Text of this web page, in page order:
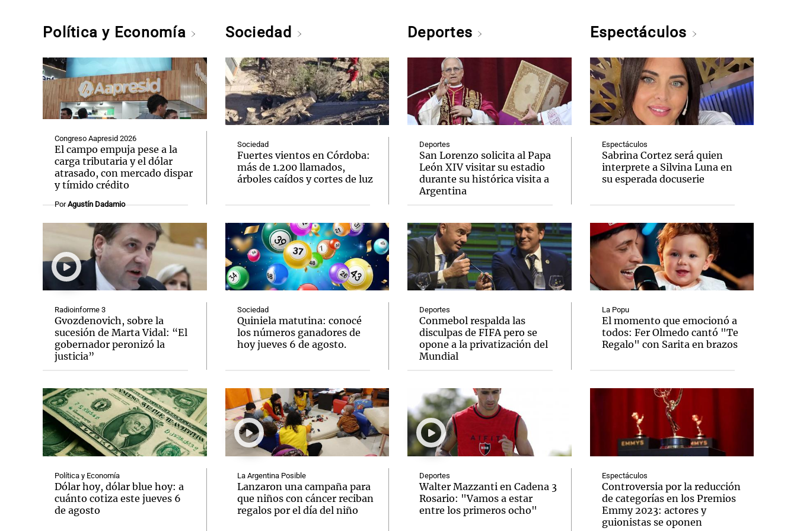
Política y Economía
Congreso Aapresid 2026
El campo empuja pese a la
carga tributaria y el dólar
atrasado, con mercado dispar
y tímido crédito
PorAgustín Dadamio
Radioinforme 3
Gvozdenovich, sobre la
sucesión de Marta Vidal: “El
gobernador peronizó la
justicia”
Política y Economía
Dólar hoy, dólar blue hoy: a
cuánto cotiza este jueves 6
de agosto
Sociedad
Sociedad
Fuertes vientos en Córdoba:
más de 1.200 llamados,
árboles caídos y cortes de luz
Sociedad
Quiniela matutina: conocé
los números ganadores de
hoy jueves 6 de agosto.
La Argentina Posible
Lanzaron una campaña para
que niños con cáncer reciban
regalos por el día del niño
Deportes
Deportes
San Lorenzo solicita al Papa
León XIV visitar su estadio
durante su histórica visita a
Argentina
Deportes
Conmebol respalda las
disculpas de FIFA pero se
opone a la privatización del
Mundial
Deportes
Walter Mazzanti en Cadena 3
Rosario: "Vamos a estar
entre los primeros ocho"
Espectáculos
Espectáculos
Sabrina Cortez será quien
interprete a Silvina Luna en
su esperada docuserie
La Popu
El momento que emocionó a
todos: Fer Olmedo cantó "Te
Regalo" con Sarita en brazos
Espectáculos
Controversia por la reducción
de categorías en los Premios
Emmy 2023: actores y
guionistas se oponen
Notas Notas
El huracán de Arequito
Notas
Cadena 3 en Groenlandia
Notas